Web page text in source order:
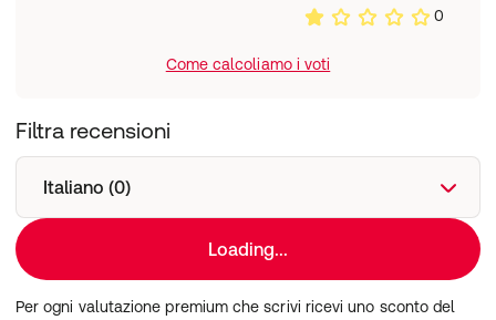
0
Come calcoliamo i voti
Filtra recensioni
Italiano (0)
Loading...
Per ogni valutazione premium che scrivi ricevi uno sconto del